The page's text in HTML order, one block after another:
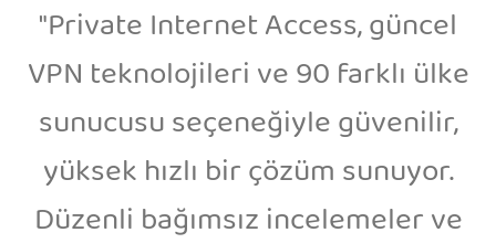
"Private Internet Access, güncel
VPN teknolojileri ve 90 farklı ülke
sunucusu seçeneğiyle güvenilir,
yüksek hızlı bir çözüm sunuyor.
Düzenli bağımsız incelemeler ve